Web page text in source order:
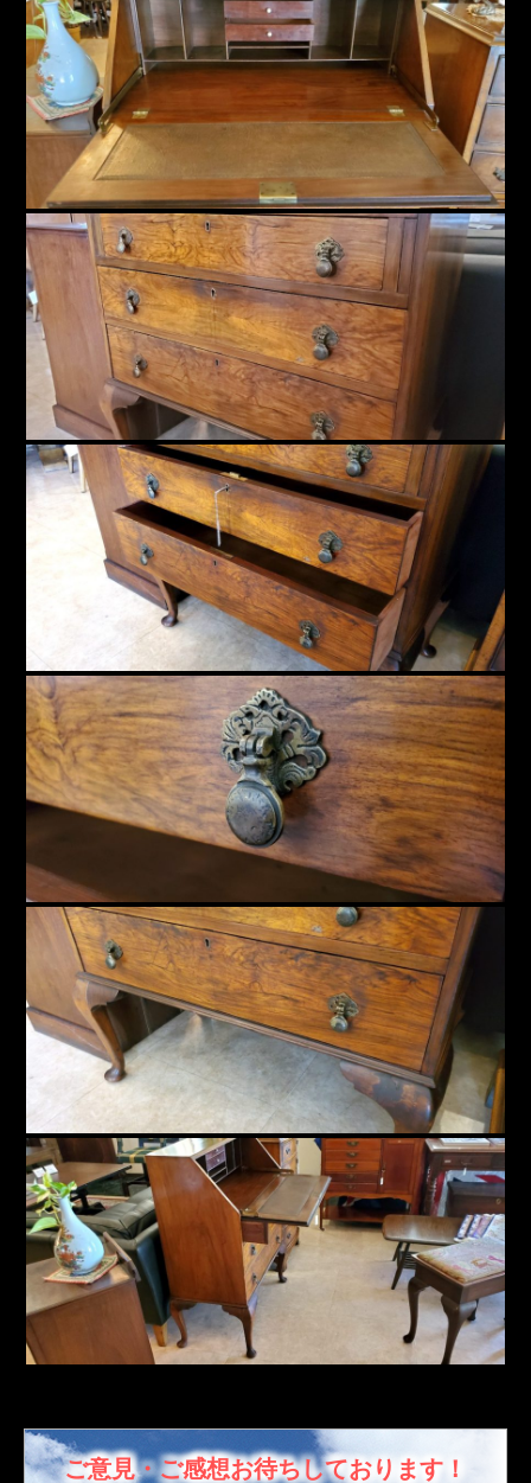
ご意見・ご感想お待ちしております！